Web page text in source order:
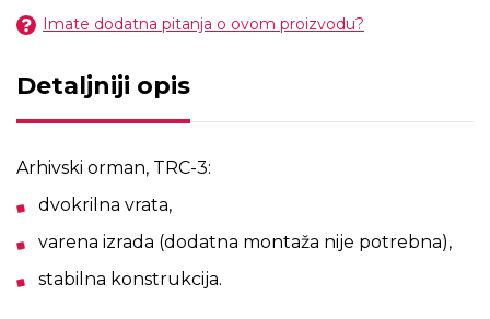
Imate dodatna pitanja o ovom proizvodu?
Detaljniji opis
Arhivski orman, TRC-3:
dvokrilna vrata,
varena izrada (dodatna montaža nije potrebna),
stabilna konstrukcija.